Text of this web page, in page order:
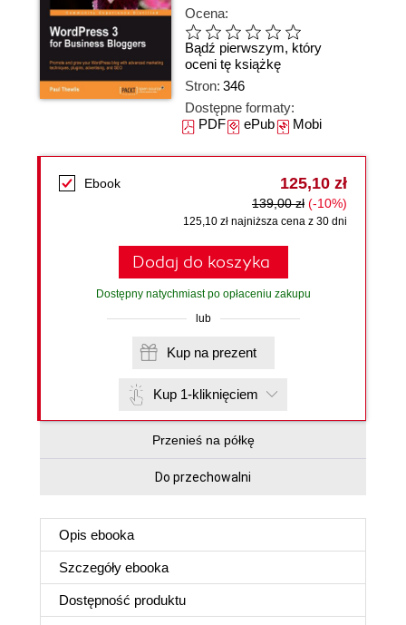
Ocena:
Bądź pierwszym, który
oceni tę książkę
Stron: 346
Dostępne formaty:
PDFePubMobi
Ebook 125,10 zł
139,00 zł (-10%)
125,10 zł najniższa cena z 30 dni
Dodaj do koszyka
Dostępny natychmiast po opłaceniu zakupu
lub
Kup na prezent
Kup 1-kliknięciem
Przenieś na półkę
Do przechowalni
Opis ebooka
Szczegóły ebooka
Dostępność produktu